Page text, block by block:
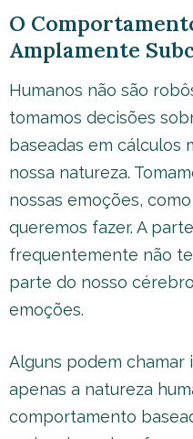
O
Amplamente
Humanos não são
tomamos decisões
baseadas em cálculos
nossa natureza.
nossas emoções,
queremos fazer. A
frequentemente não
parte do nosso
emoções.
Alguns podem chamar
apenas a natureza
comportamento